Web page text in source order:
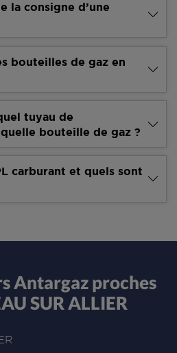
la consigne d’une
bouteilles de gaz en
tuyau de
bouteille de gaz ?
carburant et quels sont
Antargaz proches
SUR ALLIER